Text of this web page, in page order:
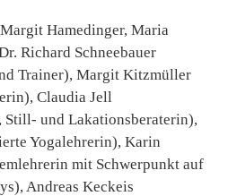
Hamedinger, Maria
Richard Schneebauer
Trainer), Margit Kitzmüller
Claudia Jell
Still- und Lakationsberaterin),
Yogalehrerin), Karin
mit Schwerpunkt auf
Andreas Keckeis